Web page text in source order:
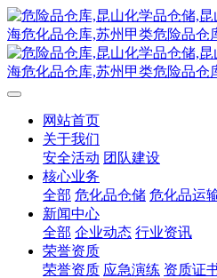
网站首页
关于我们
安全活动 团队建设
核心业务
全部 危化品仓储 危化品运
新闻中心
全部 企业动态 行业资讯
荣誉资质
荣誉资质 应急演练 资质证